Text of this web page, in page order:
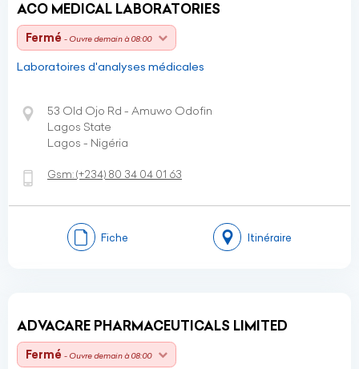
ACO MEDICAL LABORATORIES
Fermé - Ouvre demain à 08:00
Laboratoires d'analyses médicales
53 Old Ojo Rd - Amuwo Odofin
Lagos State
Lagos - Nigéria
Gsm:(+234) 80 34 04 01 63
Fiche Itinéraire
ADVACARE PHARMACEUTICALS LIMITED
Fermé - Ouvre demain à 08:00